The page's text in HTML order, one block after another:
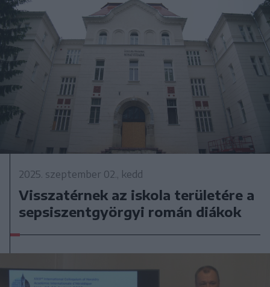
2025. szeptember 02., kedd
Visszatérnek az iskola területére a
sepsiszentgyörgyi román diákok